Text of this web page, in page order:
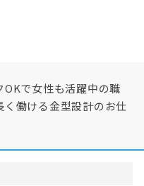
で女性も活躍中の職
働ける金型設計のお仕